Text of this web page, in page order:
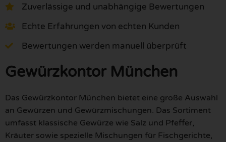
Zuverlässige und unabhängige Bewertungen
Echte Erfahrungen von echten Kunden
Bewertungen werden manuell überprüft
Gewürzkontor München
Das Gewürzkontor München bietet eine große Auswahl
an Gewürzen und Gewürzmischungen. Das Sortiment
umfasst klassische Gewürze wie Salz und Pfeffer,
Kräuter sowie spezielle Mischungen für Fischgerichte,